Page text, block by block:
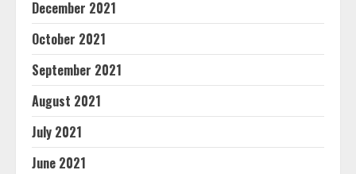
December 2021
October 2021
September 2021
August 2021
July 2021
June 2021